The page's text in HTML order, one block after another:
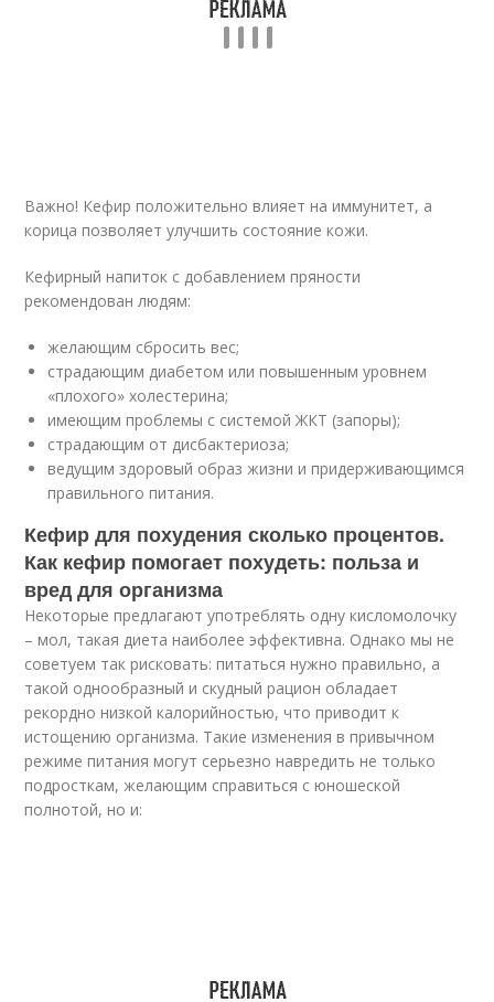
Важно! Кефир положительно влияет на иммунитет, а
корица позволяет улучшить состояние кожи.
Кефирный напиток с добавлением пряности
рекомендован людям:
желающим сбросить вес;
страдающим диабетом или повышенным уровнем
«плохого» холестерина;
имеющим проблемы с системой ЖКТ (запоры);
страдающим от дисбактериоза;
ведущим здоровый образ жизни и придерживающимся
правильного питания.
Кефир для похудения сколько процентов.
Как кефир помогает похудеть: польза и
вред для организма
Некоторые предлагают употреблять одну кисломолочку
– мол, такая диета наиболее эффективна. Однако мы не
советуем так рисковать: питаться нужно правильно, а
такой однообразный и скудный рацион обладает
рекордно низкой калорийностью, что приводит к
истощению организма. Такие изменения в привычном
режиме питания могут серьезно навредить не только
подросткам, желающим справиться с юношеской
полнотой, но и: